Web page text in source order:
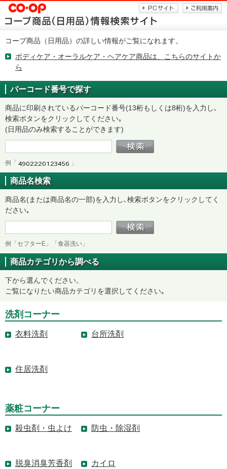
コープ商品（日用品）の詳しい情報がご覧になれます。
ボディケア・オーラルケア・ヘアケア商品は、こちらのサイトか
ら
バーコード番号で探す
商品に印刷されているバーコード番号(13桁もしくは8桁)を入力し､
検索ボタンをクリックしてください｡
(日用品のみ検索することができます)
例「 」
商品名検索
商品名(または商品名の一部)を入力し､検索ボタンをクリックしてく
ださい｡
例「セフターE」「食器洗い」
商品カテゴリから調べる
下から選んでください。
ご覧になりたい商品カテゴリを選択してください｡
洗剤コーナー
衣料洗剤 台所洗剤
住居洗剤
薬粧コーナー
殺虫剤・虫よけ 防虫・除湿剤
脱臭消臭芳香剤 カイロ